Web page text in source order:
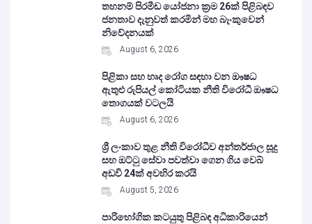
තහනම් පිරමීඩ යෝජනා ක්‍රම 26ක් පිළිබඳව
ජනතාව දැනුවත් කරමින් මහ බැංකුවෙන්
නිවේදනයක්
August 6, 2026
පිළිකා සහ හෘද රෝග සඳහා වන ඖෂධ
ඇතුළු රුපියල් කෝටියක නීති විරෝධී ඖෂධ
තොගයක් වටලයි
August 6, 2026
ශ්‍රී ලංකාව තුළ නීති විරෝධීව අන්තර්ජාල සූදු
සහ ඔට්ටු සේවා පවත්වා ගෙන ගිය වෙබ්
අඩවි 24ක් අවහිර කරයි
August 5, 2026
පාරිභෝගික කටයුතු පිළිබඳ අධිකාරියෙන්